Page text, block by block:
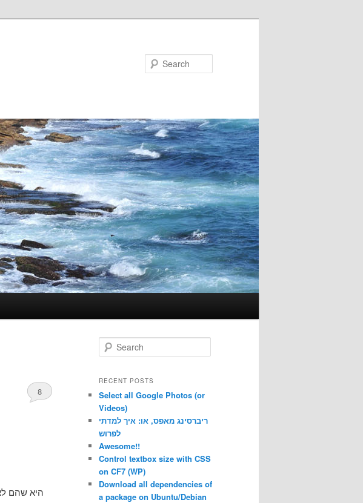
8
e
r
h
RECENT POSTS
Select all Google Photos (or
Videos)
ריברסינג מאפס, או: איך למדתי
לפרוש
Awesome!!
Control textbox size with CSS
on CF7 (WP)
Download all dependencies of
a package on Ubuntu/Debian